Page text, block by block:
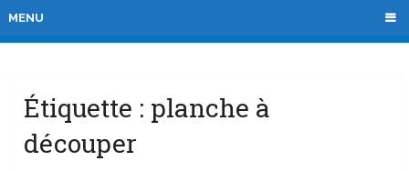
MENU
Étiquette : planche à
découper